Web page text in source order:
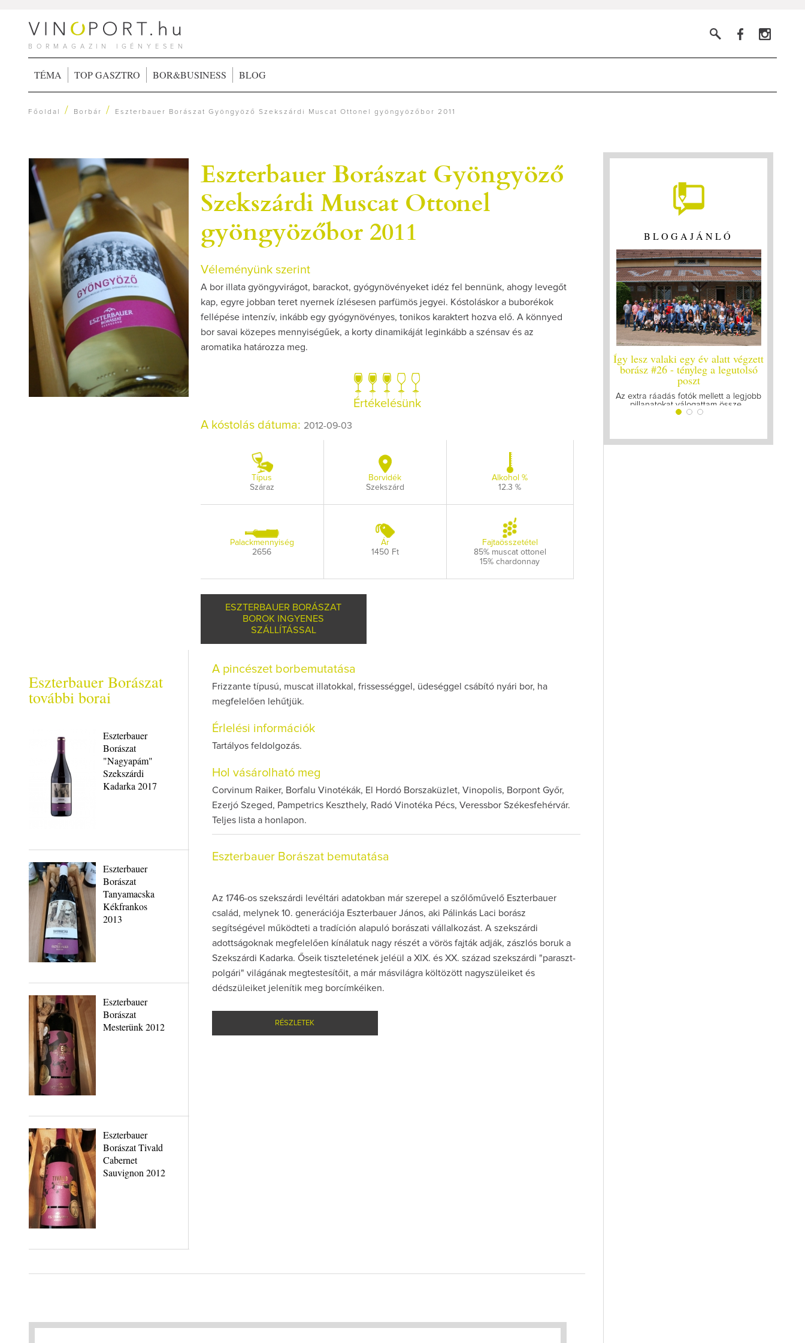
BORMAGAZIN IGÉNYESEN
TÉMA TOP GASZTRO BOR&BUSINESS BLOG
Főoldal / Borbár / Eszterbauer Borászat Gyöngyöző Szekszárdi Muscat Ottonel gyöngyözőbor 2011
Eszterbauer Borászat Gyöngyöző
Szekszárdi Muscat Ottonel
gyöngyözőbor 2011
Véleményünk szerint
A bor illata gyöngyvirágot, barackot, gyógynövényeket idéz fel bennünk, ahogy levegőt
kap, egyre jobban teret nyernek ízlésesen parfümös jegyei. Kóstoláskor a buborékok
fellépése intenzív, inkább egy gyógynövényes, tonikos karaktert hozva elő. A könnyed
bor savai közepes mennyiségűek, a korty dinamikáját leginkább a szénsav és az
aromatika határozza meg.
Értékelésünk
A kóstolás dátuma: 2012-09-03
Típus
Száraz
Borvidék
Szekszárd
Alkohol %
12.3 %
Palackmennyiség
2656
Ár
1450 Ft
Fajtaösszetétel
85% muscat ottonel
15% chardonnay
ESZTERBAUER BORÁSZAT
BOROK INGYENES
SZÁLLÍTÁSSAL
Eszterbauer Borászat
további borai
Eszterbauer
Borászat
"Nagyapám"
Szekszárdi
Kadarka 2017
Eszterbauer
Borászat
Tanyamacska
Kékfrankos
2013
Eszterbauer
Borászat
Mesterünk 2012
Eszterbauer
Borászat Tivald
Cabernet
Sauvignon 2012
A pincészet borbemutatása
Frizzante típusú, muscat illatokkal, frissességgel, üdeséggel csábító nyári bor, ha
megfelelően lehűtjük.
Érlelési információk
Tartályos feldolgozás.
Hol vásárolható meg
Corvinum Raiker, Borfalu Vinotékák, El Hordó Borszaküzlet, Vinopolis, Borpont Győr,
Ezerjó Szeged, Pampetrics Keszthely, Radó Vinotéka Pécs, Veressbor Székesfehérvár.
Teljes lista a honlapon.
Eszterbauer Borászat bemutatása
Az 1746-os szekszárdi levéltári adatokban már szerepel a szőlőművelő Eszterbauer
család, melynek 10. generációja Eszterbauer János, aki Pálinkás Laci borász
segítségével működteti a tradíción alapuló borászati vállalkozást. A szekszárdi
adottságoknak megfelelően kínálatuk nagy részét a vörös fajták adják, zászlós boruk a
Szekszárdi Kadarka. Őseik tiszteletének jeléül a XIX. és XX. század szekszárdi "paraszt-
polgári" világának megtestesítőit, a már másvilágra költözött nagyszüleiket és
dédszüleiket jelenítik meg borcímkéiken.
RÉSZLETEK
BLOGAJÁNLÓ
Így lesz valaki egy év alatt végzett
borász #26 - tényleg a legutolsó
Az extra ráadás fotók mellett a legjobb
Így lesz valaki egy év alatt végzett
borász #25
Megírtuk a modulzáró vizsgákat, már
lázasan készülünk az utolsó...